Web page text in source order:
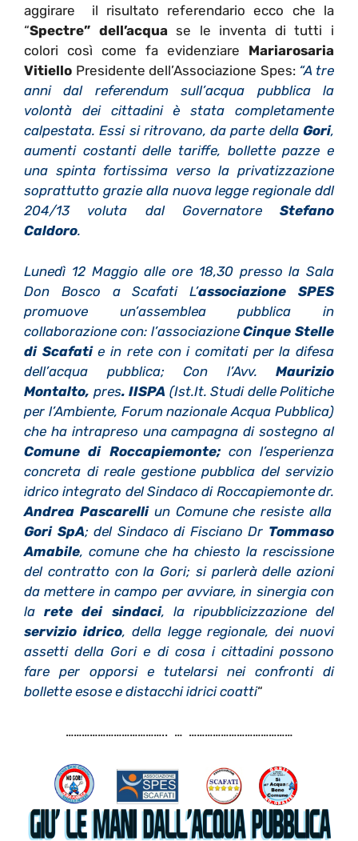
aggirare il risultato referendario ecco che la
“Spectre” dell’acquase le inventa di tutti i
colori così come fa evidenziare Mariarosaria
Vitiello Presidente dell’Associazione Spes:“A tre
anni dal referendum sull’acqua pubblica la
volontà dei cittadini è stata completamente
calpestata. Essi si ritrovano, da parte dellaGori,
aumenti costanti delle tariffe, bollette pazze e
una spinta fortissima verso la privatizzazione
soprattutto grazie alla nuova legge regionale ddl
204/13 voluta dal Governatore Stefano
Caldoro.
Lunedì 12 Maggio alle ore 18,30 presso la Sala
Don Bosco a Scafati L’associazione SPES
promuove un’assemblea pubblica in
collaborazione con: l’associazioneCinque Stelle
di Scafatie in rete con i comitati per la difesa
dell’acqua pubblica; Con l’Avv. Maurizio
Montalto, pres. IISPA (Ist.It. Studi delle Politiche
per l’Ambiente, Forum nazionale Acqua Pubblica)
che ha intrapreso una campagna di sostegno al
Comune di Roccapiemonte;con l’esperienza
concreta di reale gestione pubblica del servizio
idrico integrato del Sindaco di Roccapiemonte dr.
Andrea Pascarelliun Comune che resiste alla
Gori SpA; del Sindaco di Fisciano Dr Tommaso
Amabile, comune che ha chiesto la rescissione
del contratto con la Gori; si parlerà delle azioni
da mettere in campo per avviare, in sinergia con
larete dei sindaci, la ripubblicizzazione del
servizio idrico, della legge regionale, dei nuovi
assetti della Gori e di cosa i cittadini possono
fare per opporsi e tutelarsi nei confronti di
bollette esose e distacchi idrici coatti“
……………………………….. … …………………………………